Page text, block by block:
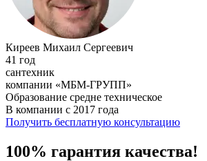
Киреев Михаил Сергеевич
41 год
сантехник
компании «МБМ-ГРУПП»
Образование средне техническое
В компании с 2017 года
Получить бесплатную консультацию
100% гарантия качества!